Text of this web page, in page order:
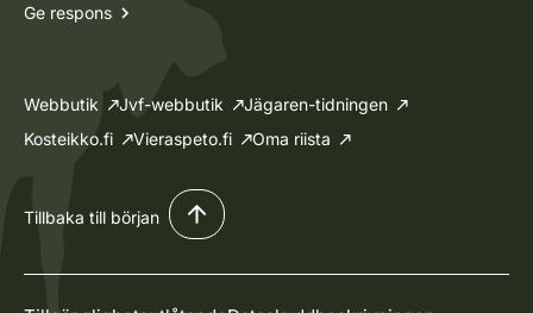
Ge respons
Webbutik Jvf-webbutik
Jägaren-tidningen
Kosteikko.fi
Vieraspeto.fi Oma riista
Tillbaka till början